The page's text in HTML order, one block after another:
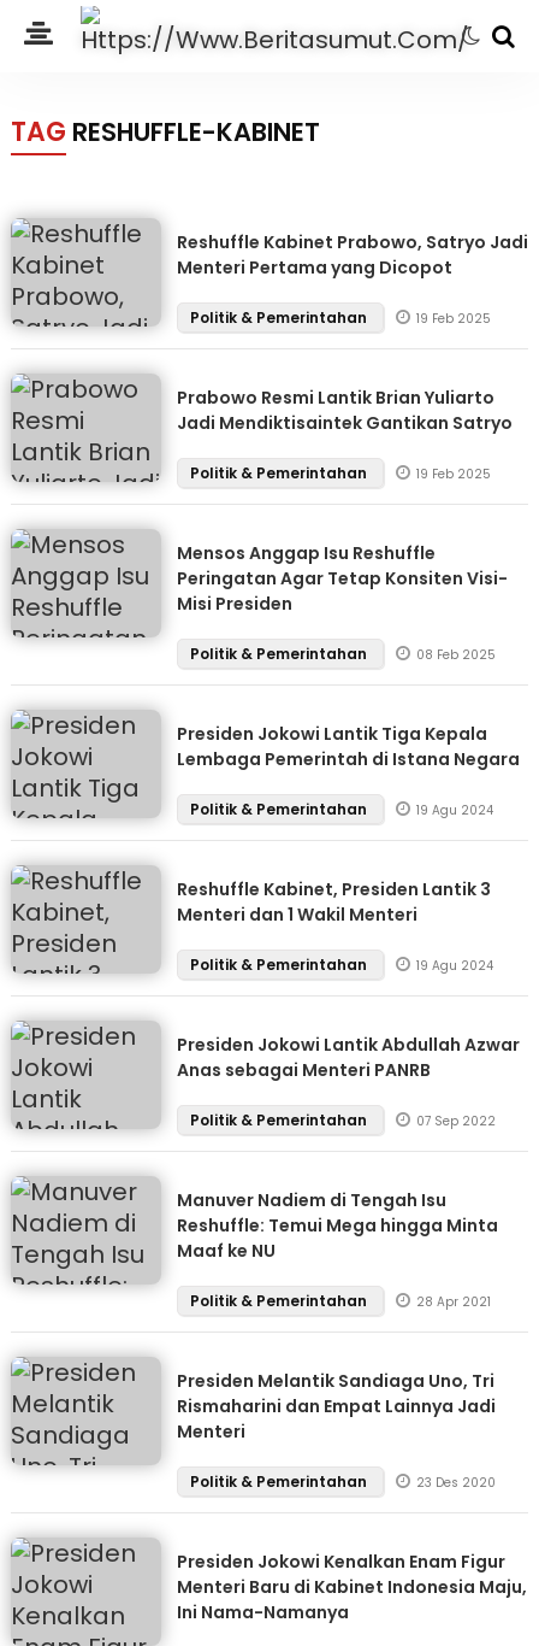
TAG RESHUFFLE-KABINET
Reshuffle Kabinet Prabowo, Satryo Jadi
Menteri Pertama yang Dicopot
Politik & Pemerintahan 19 Feb 2025
Prabowo Resmi Lantik Brian Yuliarto
Jadi Mendiktisaintek Gantikan Satryo
Politik & Pemerintahan 19 Feb 2025
Mensos Anggap Isu Reshuffle
Peringatan Agar Tetap Konsiten Visi-
Misi Presiden
Politik & Pemerintahan 08 Feb 2025
Presiden Jokowi Lantik Tiga Kepala
Lembaga Pemerintah di Istana Negara
Politik & Pemerintahan 19 Agu 2024
Reshuffle Kabinet, Presiden Lantik 3
Menteri dan 1 Wakil Menteri
Politik & Pemerintahan 19 Agu 2024
Presiden Jokowi Lantik Abdullah Azwar
Anas sebagai Menteri PANRB
Politik & Pemerintahan 07 Sep 2022
Manuver Nadiem di Tengah Isu
Reshuffle: Temui Mega hingga Minta
Maaf ke NU
Politik & Pemerintahan 28 Apr 2021
Presiden Melantik Sandiaga Uno, Tri
Rismaharini dan Empat Lainnya Jadi
Menteri
Politik & Pemerintahan 23 Des 2020
Presiden Jokowi Kenalkan Enam Figur
Menteri Baru di Kabinet Indonesia Maju,
Ini Nama-Namanya